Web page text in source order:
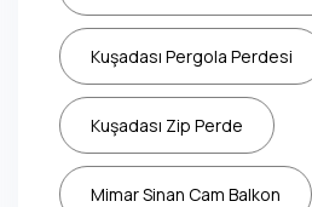
Kuşadası Pergola Perdesi
Kuşadası Zip Perde
Mimar Sinan Cam Balkon